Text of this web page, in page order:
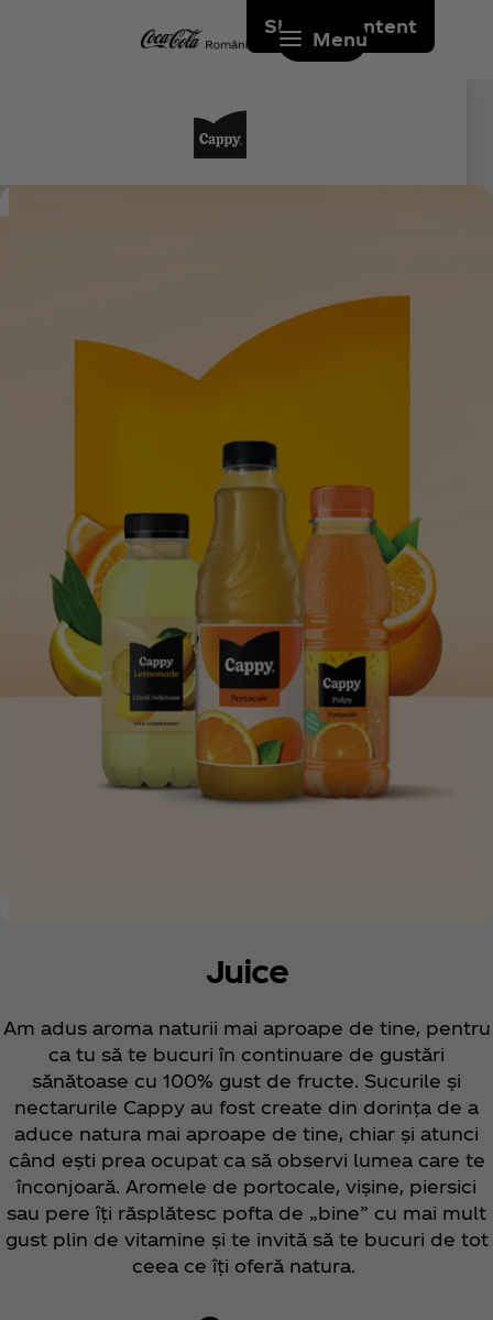
Skip to content
Menu
Juice
Am adus aroma naturii mai aproape de tine, pentru
ca tu să te bucuri în continuare de gustări
sănătoase cu 100% gust de fructe. Sucurile și
nectarurile Cappy au fost create din dorința de a
aduce natura mai aproape de tine, chiar și atunci
când ești prea ocupat ca să observi lumea care te
înconjoară. Aromele de portocale, vișine, piersici
sau pere îți răsplătesc pofta de „bine” cu mai mult
gust plin de vitamine și te invită să te bucuri de tot
ceea ce îți oferă natura.